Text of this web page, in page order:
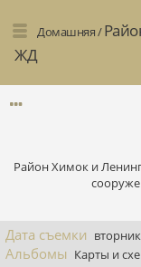
Домашняя/
ЖД
Район Химок и
Дата съемки
Альбомы Карты и